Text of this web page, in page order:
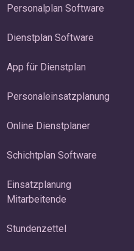
Personalplan Software
Dienstplan Software
App für Dienstplan
Personaleinsatzplanung
Online Dienstplaner
Schichtplan Software
Einsatzplanung
Mitarbeitende
Stundenzettel